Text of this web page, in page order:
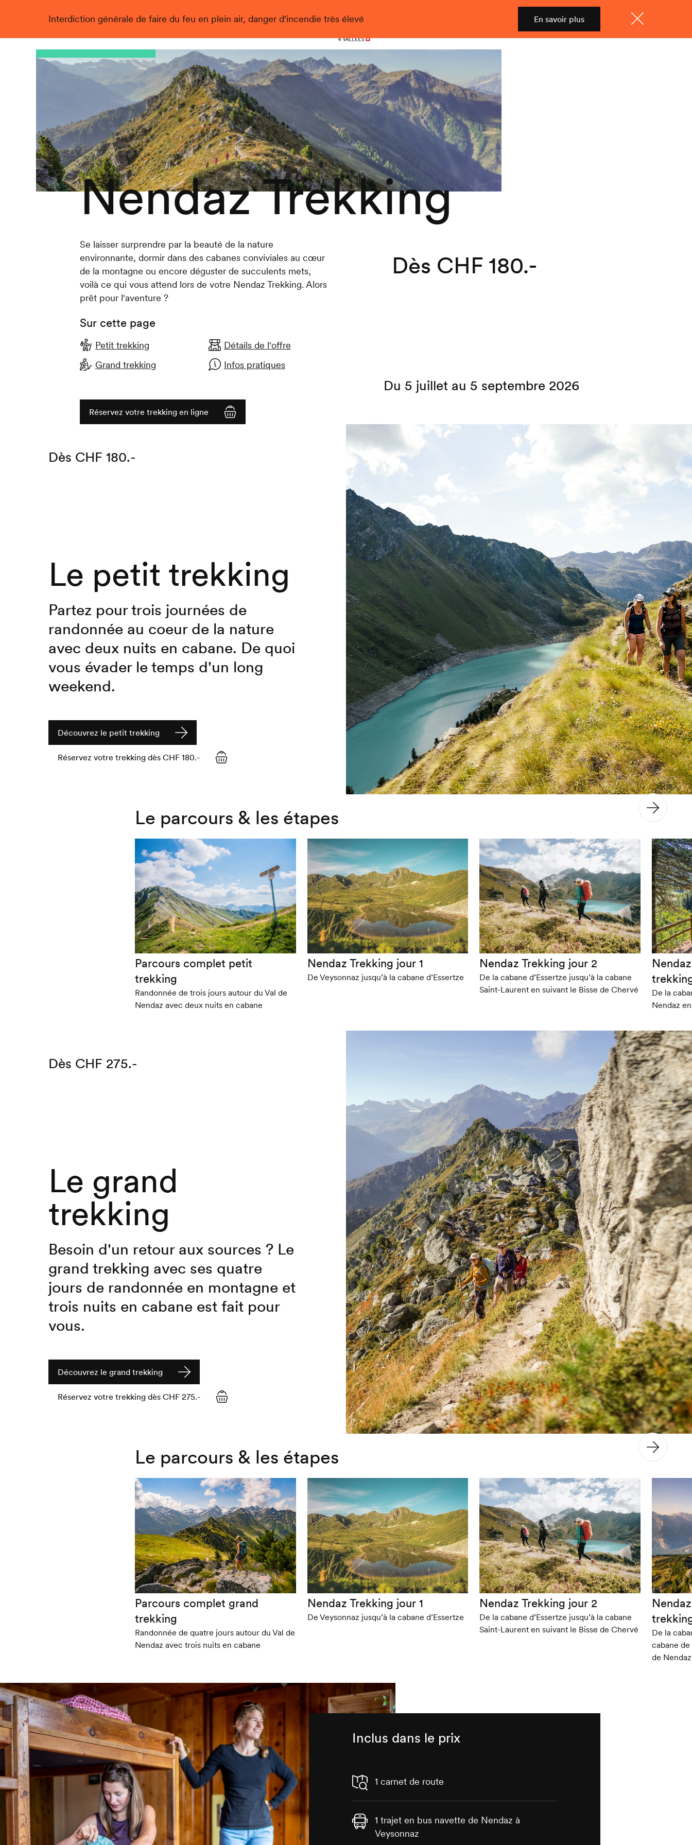
Interdiction générale de faire du feu en plein air, danger d'incendie très élevé En savoir plus
Nendaz
Menu
Shop
Live
Nendaz Trekking
Se laisser surprendre par la beauté de la nature
environnante, dormir dans des cabanes conviviales au cœur
de la montagne ou encore déguster de succulents mets,
voilà ce qui vous attend lors de votre Nendaz Trekking. Alors
prêt pour l'aventure ?
Sur cette page
Petit trekking
Grand trekking
Détails de l'offre
Infos pratiques
Réservez votre trekking en ligne
Dès CHF 180.-
Du 5 juillet au 5 septembre 2026
Dès CHF 180.-
Le petit trekking
Partez pour trois journées de
randonnée au coeur de la nature
avec deux nuits en cabane. De quoi
vous évader le temps d'un long
weekend.
Découvrez le petit trekking
Réservez votre trekking dès CHF 180.-
Le parcours & les étapes
Parcours complet petit
trekking
Randonnée de trois jours autour du Val de
Nendaz avec deux nuits en cabane
Nendaz Trekking jour 1
De Veysonnaz jusqu’à la cabane d’Essertze
Nendaz Trekking jour 2
De la cabane d’Essertze jusqu’à la cabane
Saint-Laurent en suivant le Bisse de Chervé
De la
Nendaz
Dès CHF 275.-
Le grand
trekking
Besoin d'un retour aux sources ? Le
grand trekking avec ses quatre
jours de randonnée en montagne et
trois nuits en cabane est fait pour
vous.
Découvrez le grand trekking
Réservez votre trekking dès CHF 275.-
Le parcours & les étapes
Parcours complet grand
trekking
Randonnée de quatre jours autour du Val de
Nendaz avec trois nuits en cabane
Nendaz Trekking jour 1
De Veysonnaz jusqu’à la cabane d’Essertze
Nendaz Trekking jour 2
De la cabane d’Essertze jusqu’à la cabane
Saint-Laurent en suivant le Bisse de Chervé
De la
cabane de
de Nendaz
Inclus dans le prix
1 carnet de route
1 trajet en bus navette de Nendaz à
Veysonnaz